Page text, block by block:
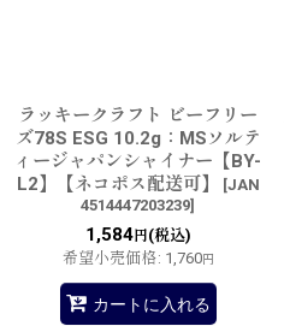
ラッキークラフト ビーフリー
ズ78S ESG 10.2g：MSソルテ
ィージャパンシャイナー【BY-
L2】【ネコポス配送可】
[JAN
4514447203239]
1,584円(税込)
希望小売価格: 1,760円
カートに入れる